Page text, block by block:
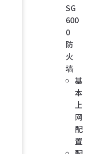
SG
600
0
防
火
墙
基
本
上
网
配
置